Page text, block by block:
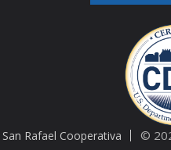
San Rafael Cooperativa
©